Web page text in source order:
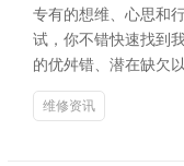
专有的想维、心思和
试，你不错快速找到
的优舛错、潜在缺欠
维修资讯